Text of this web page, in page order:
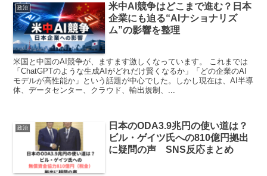
政治
米中AI競争はどこまで進む？日本
企業にも迫る“AIナショナリズ
ム”の影響を整理
米国と中国のAI競争が、ますます激しくなっています。 これまでは
「ChatGPTのような生成AIがどれだけ賢くなるか」「どの企業のAI
モデルが高性能か」という話題が中心でした。しかし現在は、AI半導
体、データセンター、クラウド、輸出規制、...
政治
日本のODA3.9兆円の使い道は？
ビル・ゲイツ氏への810億円拠出
に疑問の声 SNS反応まとめ